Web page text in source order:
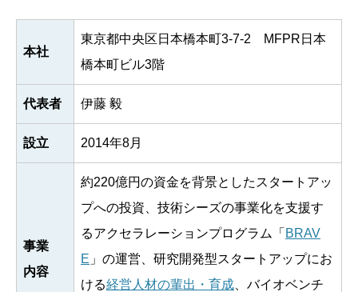
本社
東京都中央区日本橋本町3-7-2 MFPR日本
橋本町ビル3階
代表者 伊藤 毅
設立 2014年8月
事業
内容
約220億円の資金を背景としたスタートアッ
プへの投資、技術シーズの事業化を支援す
るアクセラレーションプログラム「 BRAV
E 」の運営、研究開発型スタートアップにお
ける経営人材の輩出・育成 、バイオベンチ